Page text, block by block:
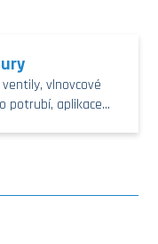
vlnovcové
potrubí, aplikace